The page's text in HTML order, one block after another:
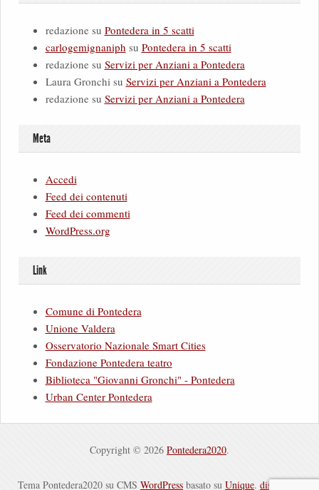
redazionesu Pontedera in 5 scatti
carlogemignaniph su Pontedera in 5 scatti
redazionesu Servizi per Anziani a Pontedera
Laura Gronchisu Servizi per Anziani a Pontedera
redazionesu Servizi per Anziani a Pontedera
Meta
Accedi
Feed dei contenuti
Feed dei commenti
WordPress.org
Link
Comune di Pontedera
Unione Valdera
Osservatorio Nazionale Smart Cities
Fondazione Pontedera teatro
Biblioteca "Giovanni Gronchi" - Pontedera
Urban Center Pontedera
Copyright © 2026 Pontedera2020.
Tema Pontedera2020 su CMS WordPress basato su Unique. disclaimer